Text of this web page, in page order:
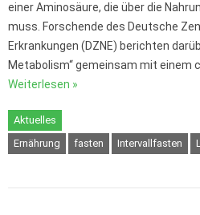
einer Aminosäure, die über die
muss. Forschende des Deutsche
Erkrankungen (DZNE) berichten
Metabolism“ gemeinsam mit einem
Weiterlesen »
Aktuelles
Ernährung
fasten Intervallfasten